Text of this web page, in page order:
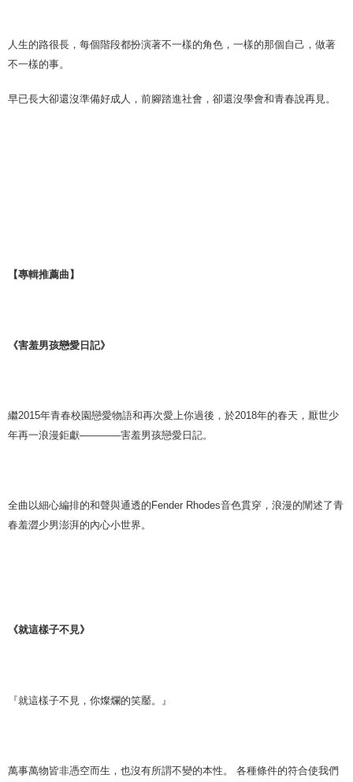
人生的路很長，每個階段都扮演著不一樣的角色，一樣的那個自己，做著
不一樣的事。
早已長大卻還沒準備好成人，前腳踏進社會，卻還沒學會和青春說再見。
【專輯推薦曲】
《害羞男孩戀愛日記》
繼2015年青春校園戀愛物語和再次愛上你過後，於2018年的春天，厭世少
年再一浪漫鉅獻————害羞男孩戀愛日記。
全曲以細心編排的和聲與通透的Fender Rhodes音色貫穿，浪漫的闡述了青
春羞澀少男澎湃的內心小世界。
《就這樣子不見》
『就這樣子不見，你燦爛的笑靨。』
萬事萬物皆非憑空而生，也沒有所謂不變的本性。
各種條件的符合使我們